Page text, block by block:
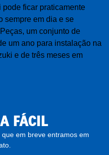
ficar praticamente
sempre em dia e se
um conjunto de
um ano para instalação na
e de três meses em
FÁCIL
em breve entramos em